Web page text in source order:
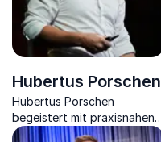
Hubertus Porschen
Hubertus Porschen
begeistert mit praxisnahen
Impulsen zu Künstlicher